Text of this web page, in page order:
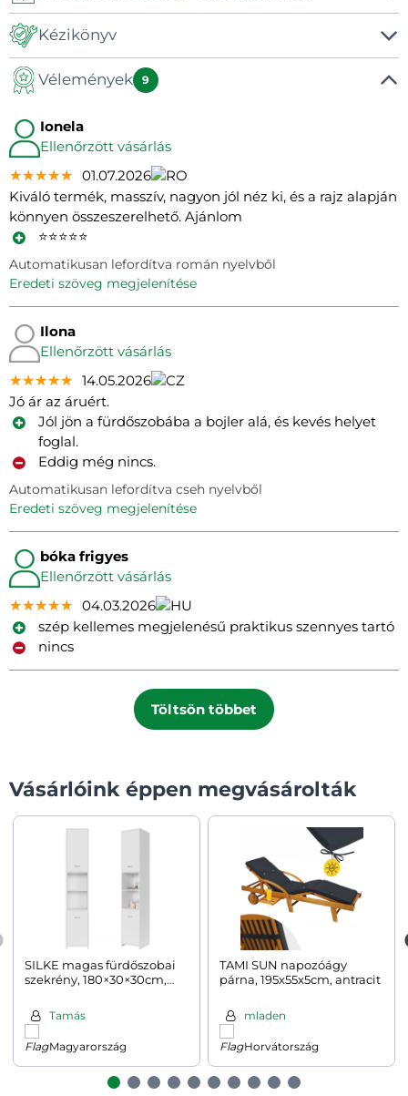
Kézikönyv
Kézikönyv
Vélemények 9
Ionela
Ellenőrzött vásárlás
★★★★★
★★★★★
★★★★★ 01.07.2026
Kiváló termék, masszív, nagyon jól néz ki, és a rajz alapján
könnyen összeszerelhető. Ajánlom
⭐️⭐️⭐️⭐️⭐️
Automatikusan lefordítva román nyelvből
eredeti szöveg megjelenítése
Ilona
Ellenőrzött vásárlás
★★★★★
★★★★★
★★★★★ 14.05.2026
Jó ár az áruért.
Jól jön a fürdőszobába a bojler alá, és kevés helyet
foglal.
Eddig még nincs.
Automatikusan lefordítva cseh nyelvből
eredeti szöveg megjelenítése
bóka frigyes
Ellenőrzött vásárlás
★★★★★
★★★★★
★★★★★ 04.03.2026
szép kellemes megjelenésű praktikus szennyes tartó
nincs
Töltsön többet
Vásárlóink éppen megvásárolták
SILKE magas fürdőszobai
szekrény, 180×30×30cm,
Tamás
Magyarország
TAMI SUN napozóágy
párna, 195x55x5cm, antracit
mladen
Horvátország